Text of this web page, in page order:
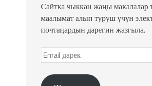
Сайтка чыккан жаңы макалалар
маалымат алып туруш үчүн
почтаңардын дарегин жазгыла.